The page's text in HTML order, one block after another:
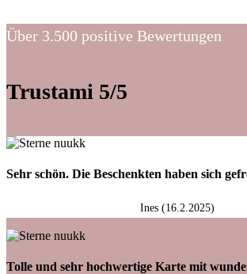
Über 3.500 positive Bewertungen
Trustami 5/5
Sehr schön. Die Beschenkten haben sich
Ines (16.2.2025)
Tolle und sehr hochwertige Karte mit